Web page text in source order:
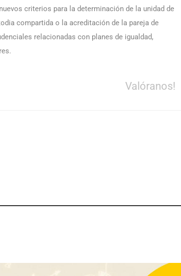
criterios para la determinación de la unidad de
compartida o la acreditación de la pareja de
relacionadas con planes de igualdad,
Valóranos!